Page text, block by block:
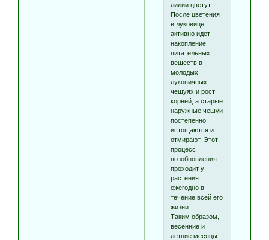
лилии цветут.
После цветения
в луковице
активно идет
накопление
питательных
веществ в
молодых
луковичных
чешуях и рост
корней, а старые
наружные чешуи
постепенно
истощаются и
отмирают. Этот
процесс
возобновления
проходит у
растения
ежегодно в
течение всей его
жизни.
Таким образом,
весенние и
летние месяцы